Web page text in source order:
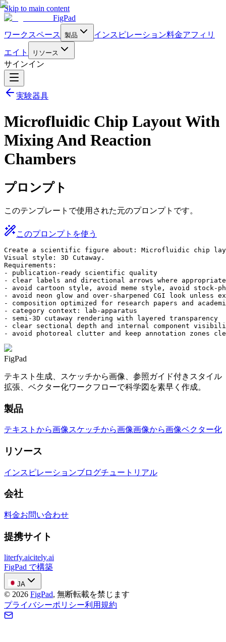
Skip to main content
FigPad
ワークスペース
製品 インスピレーション料金アフィリ
エイト リソース
サインイン
実験器具
Microfluidic Chip Layout With
Mixing And Reaction
Chambers
プロンプト
このテンプレートで使用された元のプロンプトです。
このプロンプトを使う
Create a scientific figure about: Microfluidic chip
Visual style: 3D Cutaway.
Requirements:
- publication-ready scientific quality
- clear labels and directional arrows where appropriate
- avoid cartoon style, avoid meme style, avoid stock-
- avoid neon glow and over-sharpened CGI look unless
- composition optimized for research papers and
- category context: lab-apparatus
- semi-3D cutaway rendering with layered transparency
- clear sectional depth and internal component
- avoid photoreal clutter and keep annotation zones
FigPad
テキスト生成、スケッチから画像、参照ガイド付きスタイル
拡張、ベクター化ワークフローで科学図を素早く作成。
製品
テキストから画像スケッチから画像画像から画像ベクター化
リソース
インスピレーションブログチュートリアル
会社
料金お問い合わせ
提携サイト
literfy.aicitely.ai
FigPad で構築
JA
© 2026 FigPad, 無断転載を禁じます
プライバシーポリシー利用規約